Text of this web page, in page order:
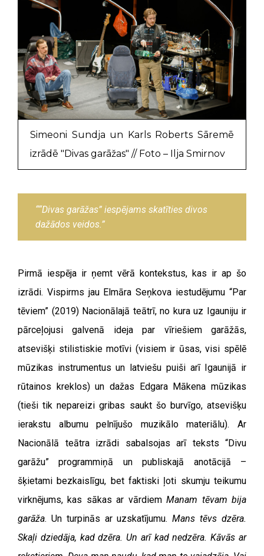
Simeoni Sundja un Karls Roberts Sāremē
izrādē "Divas garāžas" // Foto – Ilja Smirnov
““Divas garāžas” iespējams skatīties divos
dažādos veidos.”
Pirmā iespēja ir ņemt vērā kontekstus, kas ir ap šo
izrādi. Vispirms jau Elmāra Seņkova iestudējumu “Par
tēviem” (2019) Nacionālajā teātrī, no kura uz Igauniju ir
pārceļojusi galvenā ideja par vīriešiem garāžās,
atsevišķi stilistiskie motīvi (visiem ir ūsas, visi spēlē
mūzikas instrumentus un latviešu puiši arī Igaunijā ir
rūtainos kreklos) un dažas Edgara Mākena mūzikas
(tieši tik nepareizi gribas saukt šo burvīgo, atsevišķu
ierakstu albumu pelnījušo muzikālo materiālu). Ar
Nacionālā teātra izrādi sabalsojas arī teksts “Divu
garāžu” programmiņā un publiskajā anotācijā –
šķietami bezkaislīgu, bet faktiski ļoti skumju teikumu
virknējums, kas sākas ar vārdiemManam tēvam bija
garāža. Un turpinās ar uzskatījumu.Mans tēvs dzēra.
Skaļi dziedāja, kad dzēra. Un arī kad nedzēra. Kāvās ar